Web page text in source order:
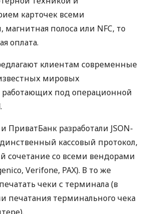
карточек всеми
полоса или NFC, то
оплата.
клиентам современные
мировых
работающих под операционной
ПриватБанк разработали JSON-
кассовый протокол,
со всеми вендорами
Verifone, PAX). В то же
чеки с терминала (в
печатания терминального чека